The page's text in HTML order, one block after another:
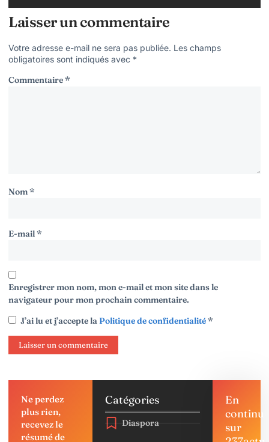
Laisser un commentaire
Votre adresse e-mail ne sera pas publiée. Les champs
obligatoires sont indiqués avec *
Commentaire*
Nom*
E-mail*
Enregistrer mon nom, mon e-mail et mon site dans le
navigateur pour mon prochain commentaire.
J’ai lu et j’accepte laPolitique de confidentialité*
Ne perdez
plus rien,
recevez le
résumé de
Catégories
Diaspora
En
continu
sur